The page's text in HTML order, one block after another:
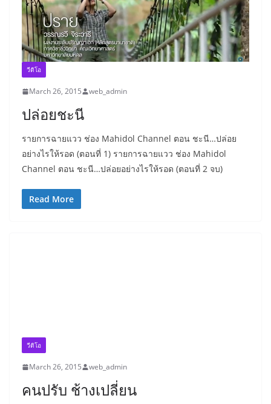
วีดิโอ
March 26, 2015 web_admin
ปล่อยชะนี
รายการฉายแวว ช่อง Mahidol Channel ตอน ชะนี…ปล่อย
อย่างไรให้รอด (ตอนที่ 1) รายการฉายแวว ช่อง Mahidol
Channel ตอน ชะนี…ปล่อยอย่างไรให้รอด (ตอนที่ 2 จบ)
Read More
วีดิโอ
March 26, 2015 web_admin
คนปรับ ช้างเปลี่ยน